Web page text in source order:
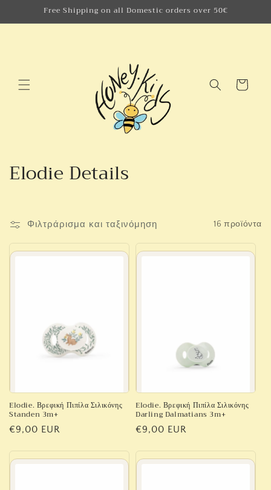
μετάβασηFree Shipping on all Domestic orders over 50€
Καλάθι
Σ
λ
λ
ο
Elodie Details
Φιλτράρισμα και ταξινόμηση 16 προϊόντα
Elodie. Βρεφική Πιπίλα Σιλικόνης
Standen 3m+
Κανονική
€9,00 EUR
Elodie. Βρεφική Πιπίλα Σιλικόνης
Darling Dalmatians 3m+
Κανονική
€9,00 EUR